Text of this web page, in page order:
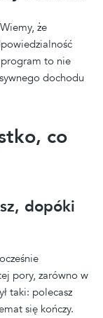
że
to nie
dochodu
co
dopóki
pory, zarówno w
taki: polecasz
się kończy.